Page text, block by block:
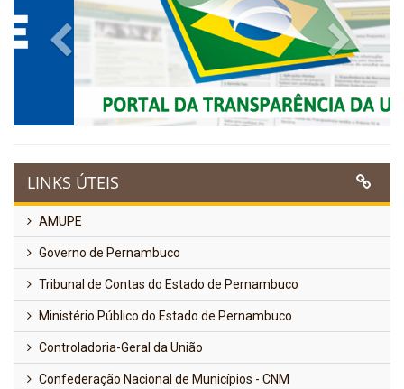
Previous Next
LINKS ÚTEIS
AMUPE
Governo de Pernambuco
Tribunal de Contas do Estado de Pernambuco
Ministério Público do Estado de Pernambuco
Controladoria-Geral da União
Confederação Nacional de Municípios - CNM